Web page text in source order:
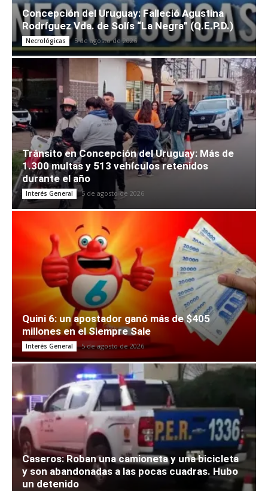
Concepción del Uruguay: Falleció Agustina
Rodríguez Vda. de Solís “La Negra” (Q.E.P.D.)
Necrológicas 5 de agosto de 2026
Tránsito en Concepción del Uruguay: Más de
1.300 multas y 513 vehículos retenidos
durante el año
Interés General 5 de agosto de 2026
Quini 6: un apostador ganó más de $405
millones en el Siempre Sale
Interés General 5 de agosto de 2026
Caseros: Roban una camioneta y una bicicleta
y son abandonadas a las pocas cuadras. Hubo
un detenido